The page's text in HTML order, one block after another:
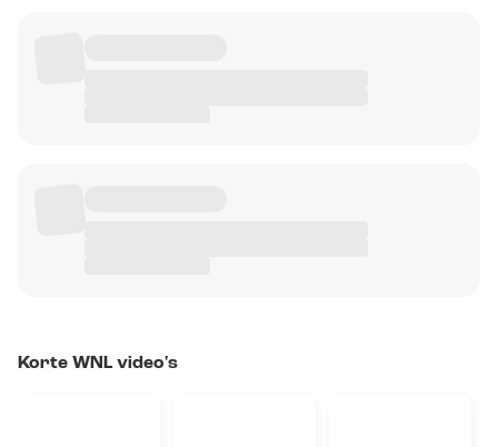
Korte WNL video's